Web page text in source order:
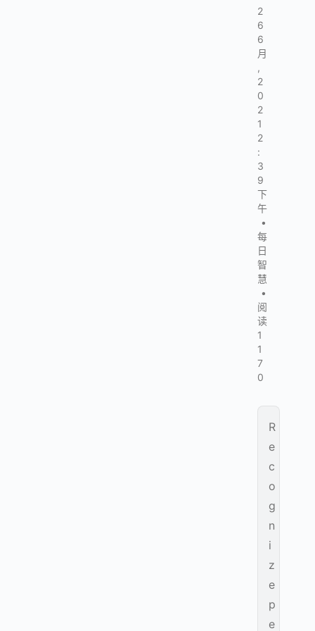
2
6
6
月
,
2
0
2
1
2
:
3
9
下
午
•
每
日
智
慧
•
阅
读
1
1
7
0
R
e
c
o
g
n
i
z
e
p
e